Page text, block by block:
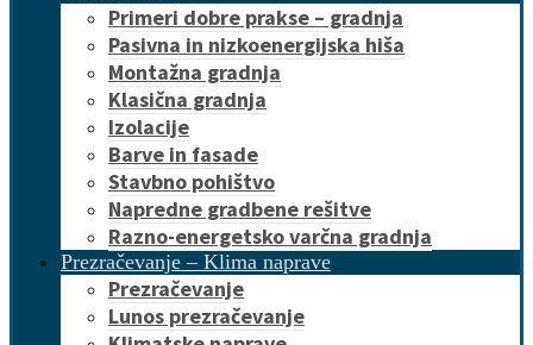
Primeri dobre prakse – gradnja
Pasivna in nizkoenergijska hiša
Montažna gradnja
Klasična gradnja
Izolacije
Barve in fasade
Stavbno pohištvo
Napredne gradbene rešitve
Razno-energetsko varčna gradnja
Prezračevanje – Klima naprave
Prezračevanje
Lunos prezračevanje